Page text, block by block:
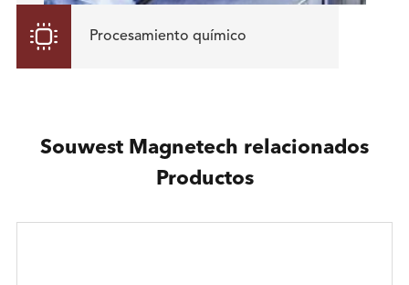
 Procesamiento químico
Souwest Magnetech relacionados
Productos